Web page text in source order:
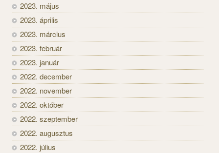
2023. május
2023. április
2023. március
2023. február
2023. január
2022. december
2022. november
2022. október
2022. szeptember
2022. augusztus
2022. július